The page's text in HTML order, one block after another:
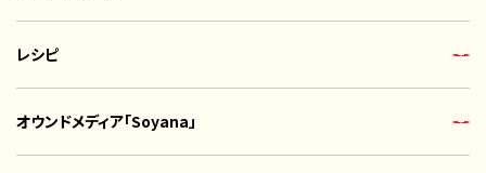
レシピ
オウンドメディア「Soyana」